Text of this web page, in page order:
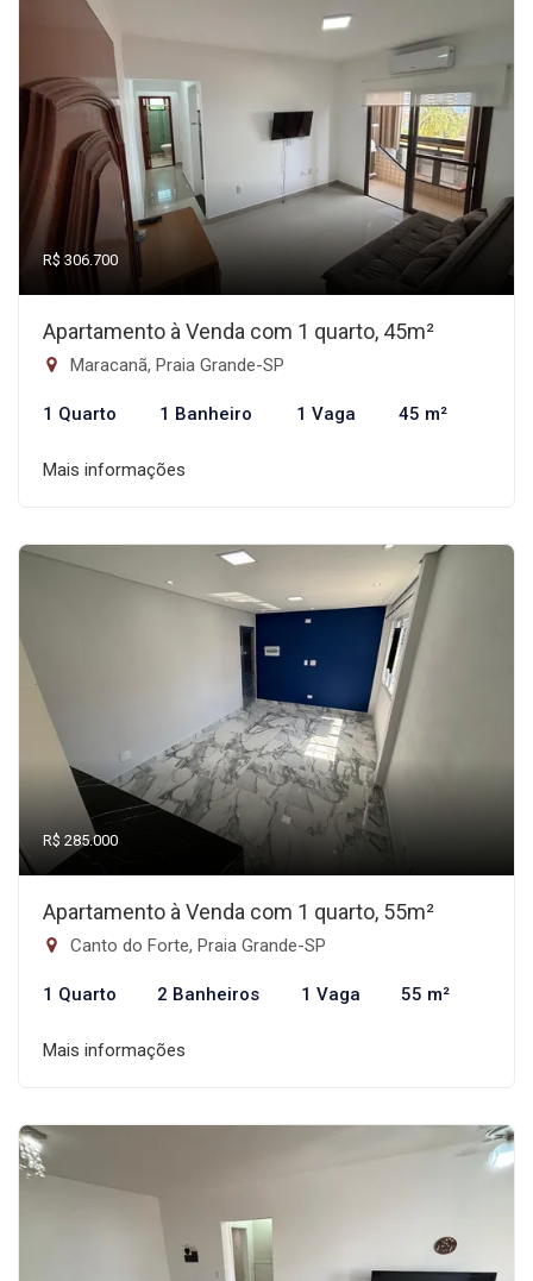
R$ 306.700
Apartamento à Venda com 1 quarto, 45m²
Maracanã, Praia Grande-SP
1 Quarto 1 Banheiro 1 Vaga 45 m²
Mais informações
R$ 285.000
Apartamento à Venda com 1 quarto, 55m²
Canto do Forte, Praia Grande-SP
1 Quarto 2 Banheiros 1 Vaga 55 m²
Mais informações